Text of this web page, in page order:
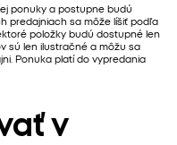
ponuky a postupne budú
predajniach sa môže líšiť podľa
položky budú dostupné len
sú len ilustračné a môžu sa
Ponuka platí do vypredania
v